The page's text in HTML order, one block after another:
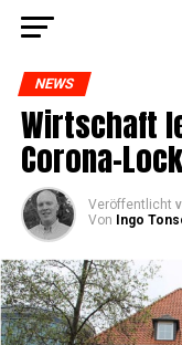
NEWS
Wirt­schaft
Corona-
Veröffentlicht
Von
Ingo